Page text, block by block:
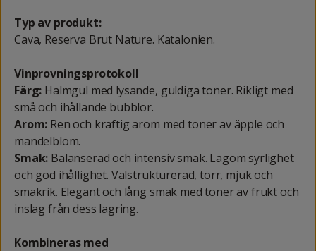
Typ av produkt:
Cava, Reserva Brut Nature. Katalonien.
Vinprovningsprotokoll
Färg: Halmgul med lysande, guldiga toner. Rikligt med
små och ihållande bubblor.
Arom: Ren och kraftig arom med toner av äpple och
mandelblom.
Smak: Balanserad och intensiv smak. Lagom syrlighet
och god ihållighet. Välstrukturerad, torr, mjuk och
smakrik. Elegant och lång smak med toner av frukt och
inslag från dess lagring.
Kombineras med